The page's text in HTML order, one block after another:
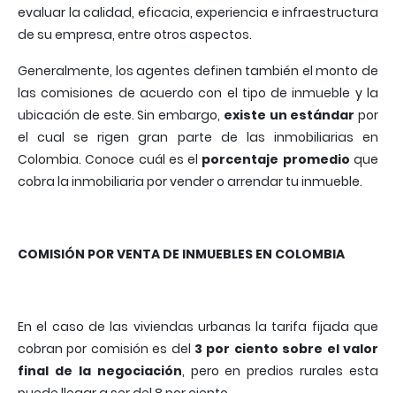
evaluar la calidad, eficacia, experiencia e infraestructura
de su empresa, entre otros aspectos.
Generalmente, los agentes definen también el monto de
las comisiones de acuerdo con el tipo de inmueble y la
ubicación de este. Sin embargo, existe un estándar por
el cual se rigen gran parte de las inmobiliarias en
Colombia. Conoce cuál es el porcentaje promedioque
cobra la inmobiliaria por vender o arrendar tu inmueble.
COMISIÓN POR VENTA DE INMUEBLES EN COLOMBIA
En el caso de las viviendas urbanas la tarifa fijada que
cobran por comisión es del 3 por ciento sobre el valor
final de la negociación, pero en predios rurales esta